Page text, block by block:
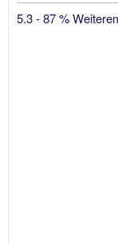
5.3 - 87 %